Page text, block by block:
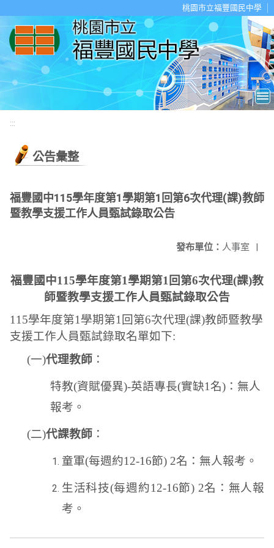
桃園市立福豐國民中學
:::
公告彙整
福豐國中115學年度第1學期第1回第6次代理(課)教師
暨教學支援工作人員甄試錄取公告
發布單位： 人事室 |
福豐國中115學年度第1學期第1 回第6次代理(課)教
師暨教學支援工作人員甄試錄取公告
115學年度第1 學期第1 回第6次代理(課)教師暨教學
支援工作人員甄試錄取名單如下:
(一)代理教師 ：
特教(資賦優異)-英語專長(實缺1 名) ：無人
報考。
(二)代課教師 ：
童軍(每週約12-16節) 2名：無人報考。
生活科技(每週約12-16節) 2名：無人報
考。